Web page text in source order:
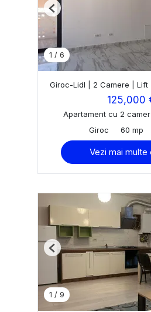
1 / 6
Previous
Giroc-Lidl | 2 Camere |
125,000
Apartament cu 2
Giroc
60 mp
Vezi mai multe
1 / 9
Previous